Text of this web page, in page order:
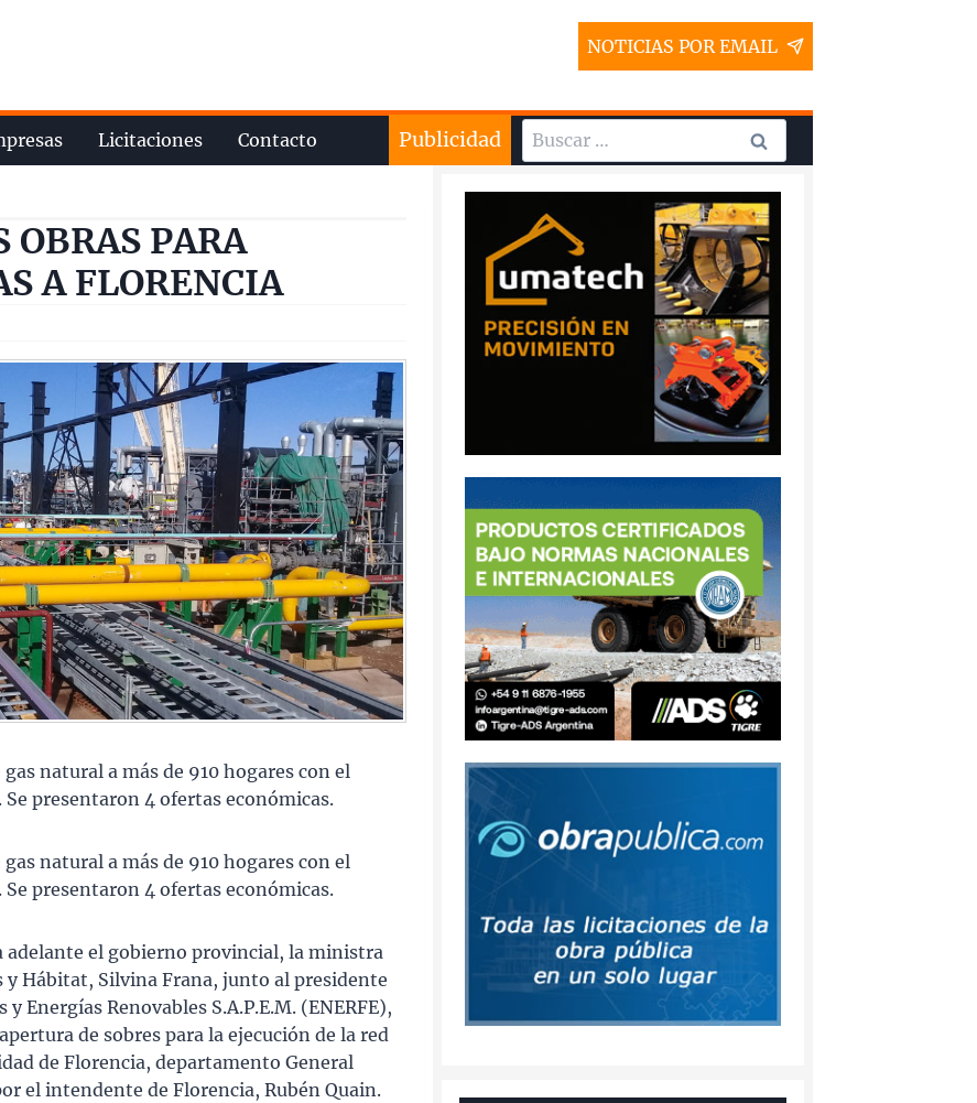
NOTICIAS POR EMAIL
Licitaciones Contacto Publicidad Buscar:
OBRAS PARA
A FLORENCIA
natural a más de 910 hogares con el
presentaron 4 ofertas económicas.
natural a más de 910 hogares con el
presentaron 4 ofertas económicas.
adelante el gobierno provincial, la ministra
Hábitat, Silvina Frana, junto al presidente
Energías Renovables S.A.P.E.M. (ENERFE),
de sobres para la ejecución de la red
de Florencia, departamento General
el intendente de Florencia, Rubén Quain.